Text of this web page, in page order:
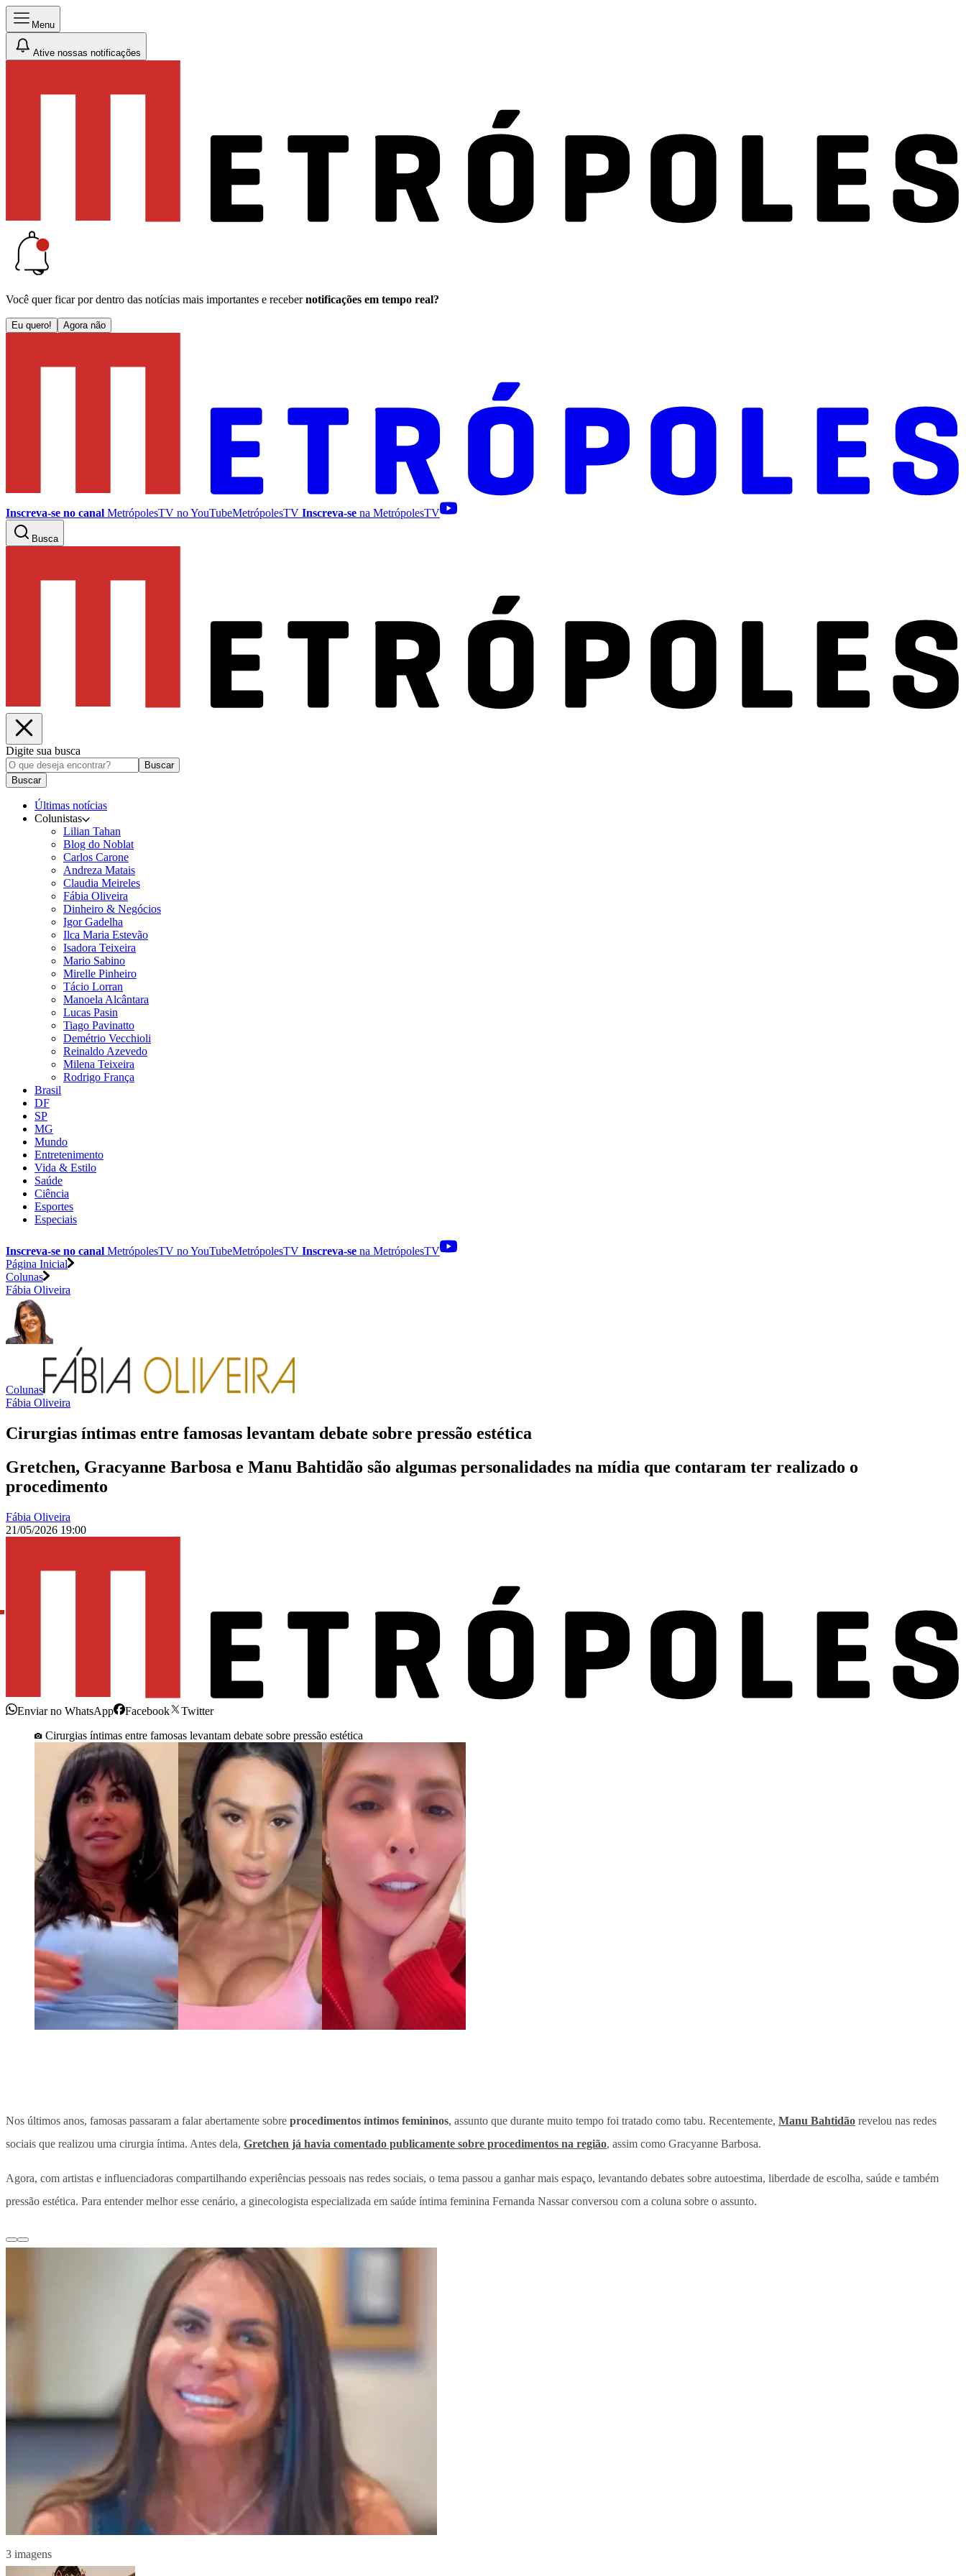
Menu
Ative nossas notificações
Você quer ficar por dentro das notícias mais importantes e receber notificações em tempo real?
Eu quero! Agora não
Inscreva-se no canal MetrópolesTV noYouTubeMetrópolesTV Inscreva-se na MetrópolesTV
Busca
Digite sua busca
Buscar
Buscar
Últimas notícias
Colunistas
Lilian Tahan
Blog do Noblat
Carlos Carone
Andreza Matais
Claudia Meireles
Fábia Oliveira
Dinheiro & Negócios
Igor Gadelha
Ilca Maria Estevão
Isadora Teixeira
Mario Sabino
Mirelle Pinheiro
Tácio Lorran
Manoela Alcântara
Lucas Pasin
Tiago Pavinatto
Demétrio Vecchioli
Reinaldo Azevedo
Milena Teixeira
Rodrigo França
Brasil
DF
SP
MG
Mundo
Entretenimento
Vida & Estilo
Saúde
Ciência
Esportes
Especiais
Inscreva-se no canal MetrópolesTV noYouTubeMetrópolesTV Inscreva-se na MetrópolesTV
Página Inicial
Colunas
Fábia Oliveira
Colunas
Fábia Oliveira
Cirurgias íntimas entre famosas levantam debate sobre pressão estética
Gretchen, Gracyanne Barbosa e Manu Bahtidão são algumas personalidades na mídia que contaram ter realizado o
procedimento
Fábia Oliveira
21/05/2026 19:00
Enviar no WhatsApp Facebook
Twitter
Cirurgias íntimas entre famosas levantam debate sobre pressão estética
Nos últimos anos, famosas passaram a falar abertamente sobre procedimentos íntimos femininos, assunto que durante muito tempo foi tratado como tabu. Recentemente, Manu Bahtidão revelou nas redes
sociais que realizou uma cirurgia íntima. Antes dela, Gretchen já havia comentado publicamente sobre procedimentos na região, assim como Gracyanne Barbosa.
Agora, com artistas e influenciadoras compartilhando experiências pessoais nas redes sociais, o tema passou a ganhar mais espaço, levantando debates sobre autoestima, liberdade de escolha, saúde e também
pressão estética. Para entender melhor esse cenário, a ginecologista especializada em saúde íntima feminina Fernanda Nassar conversou com a coluna sobre o assunto.
3 imagens